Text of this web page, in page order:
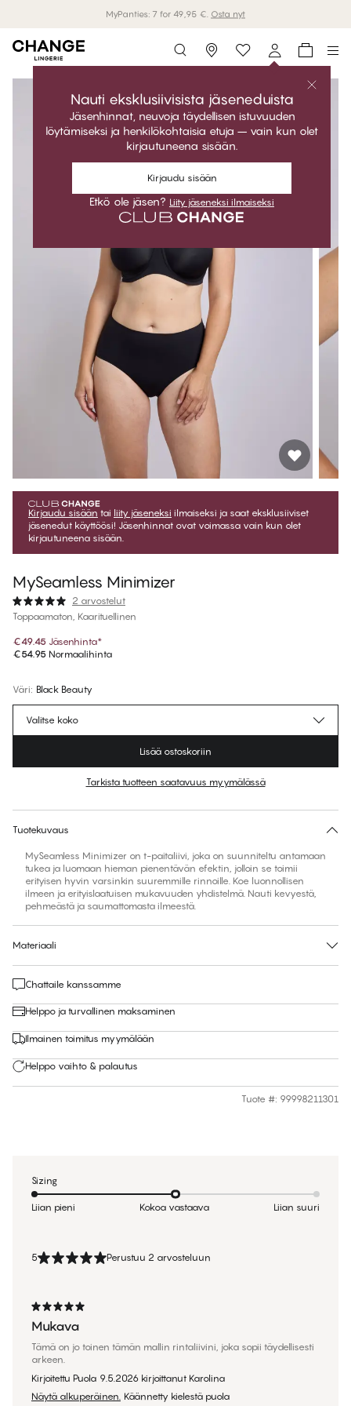
MyPanties: 7 for 49,95 €. Osta nyt
Storefinder
Nauti eksklusiivisista jäseneduista
Jäsenhinnat, neuvoja täydellisen istuvuuden
löytämiseksi ja henkilökohtaisia etuja – vain kun olet
kirjautuneena sisään.
Kirjaudu sisään
Etkö ole jäsen? Liity jäseneksi ilmaiseksi
Kirjaudu sisään tai liity jäseneksi ilmaiseksi ja saat eksklusiiviset
jäsenedut käyttöösi! Jäsenhinnat ovat voimassa vain kun olet
kirjautuneena sisään.
MySeamless Minimizer
2 arvostelut
Toppaamaton, Kaarituellinen
€49.45 Jäsenhinta*
€54.95 Normaalihinta
Väri: Black Beauty
Löydä kokosi
Valitse koko
Lisää ostoskoriin
Tarkista tuotteen saatavuus myymälässä
Tuotekuvaus
MySeamless Minimizer on t-paitaliivi, joka on suunniteltu antamaan
tukea ja luomaan hieman pienentävän efektin, jolloin se toimii
erityisen hyvin varsinkin suuremmille rinnoille. Koe luonnollisen
ilmeen ja erityislaatuisen mukavuuden yhdistelmä. Nauti kevyestä,
pehmeästä ja saumattomasta ilmeestä.
Materiaali
Chattaile kanssamme
Helppo ja turvallinen maksaminen
Ilmainen toimitus myymälään
Helppo vaihto & palautus
Tuote #: 99998211301
5 Perustuu 2 arvosteluun
Mukava
Tämä on jo toinen tämän mallin rintaliivini, joka sopii täydellisesti
arkeen.
Kirjoitettu Puola 9.5.2026 kirjoittanut Karolina
Näytä alkuperäinen. Käännetty kielestä puola
Sizing
Liian pieni Kokoa vastaava Liian suuri